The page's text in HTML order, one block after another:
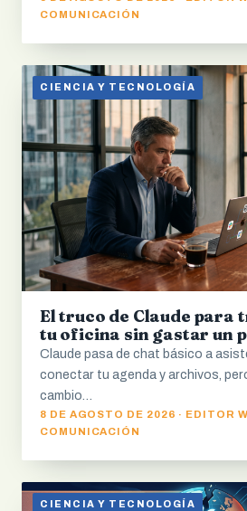
COMUNICACIÓN
CIENCIA Y TECNOLOGÍA
El truco de Claude
tu oficina sin gastar un
Claude pasa de chat básico a
conectar tu agenda y archivos,
cambio…
8 DE AGOSTO DE 2026 · EDITOR
COMUNICACIÓN
CIENCIA Y TECNOLOGÍA